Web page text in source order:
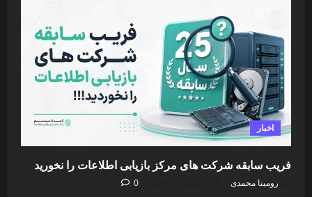
اخبار
فریب سابقه شرکت های مرکز بازیابی اطلاعات را نخورید
رومینا محمدی 0